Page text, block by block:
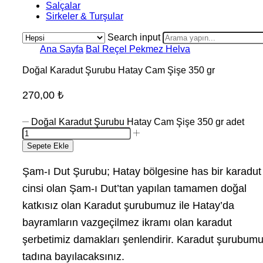
Salçalar
Sirkeler & Turşular
Search input
Ana Sayfa Bal Reçel Pekmez Helva
Doğal Karadut Şurubu Hatay Cam Şişe 350 gr
270,00 ₺
Doğal Karadut Şurubu Hatay Cam Şişe 350 gr adet
Sepete Ekle
Şam-ı Dut Şurubu; Hatay bölgesine has bir karadut
cinsi olan Şam-ı Dut’tan yapılan tamamen doğal
katkısız olan Karadut şurubumuz ile Hatay’da
bayramların vazgeçilmez ikramı olan karadut
şerbetimiz damakları şenlendirir. Karadut
tadına bayılacaksınız.